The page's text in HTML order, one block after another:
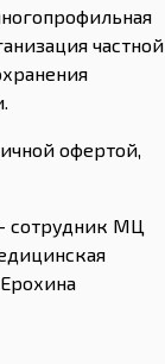
частной
офертой,
сотрудник МЦ